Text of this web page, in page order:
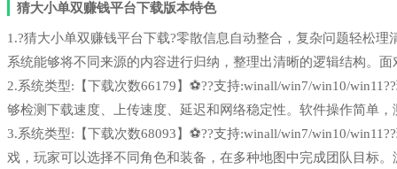
猜大小单双赚钱平台下载版本特色
1.?猜大小单双赚钱平台下载?零散信息自动整合，复杂问题轻松理
系统能够将不同来源的内容进行归纳，整理出清晰的逻辑结构。
2.系统类型:【下载次数66179】⚽??支持:winall/win7/win10/
够检测下载速度、上传速度、延迟和网络稳定性。软件操作简单
3.系统类型:【下载次数68093】⚽??支持:winall/win7/win10/
戏，玩家可以选择不同角色和装备，在多种地图中完成团队目标